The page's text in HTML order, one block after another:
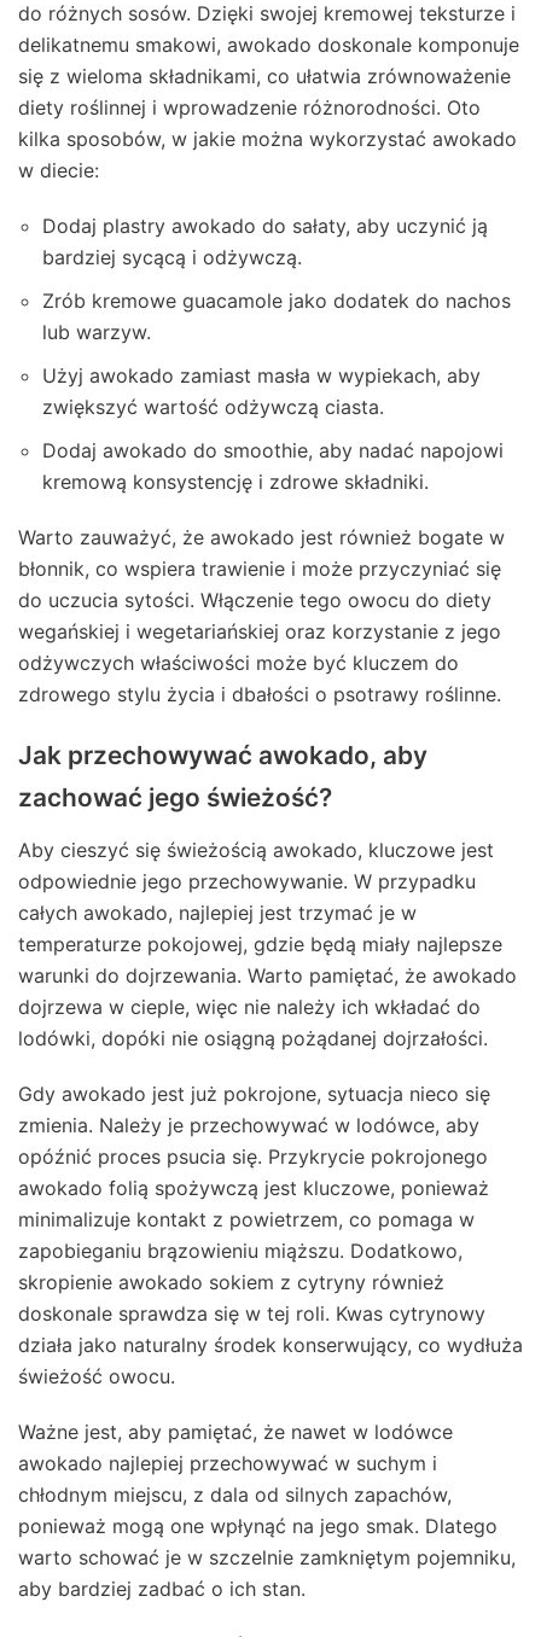
do różnych sosów. Dzięki swojej kremowej teksturze i
delikatnemu smakowi, awokado doskonale komponuje
się z wieloma składnikami, co ułatwia zrównoważenie
diety roślinnej i wprowadzenie różnorodności. Oto
kilka sposobów, w jakie można wykorzystać awokado
w diecie:
Dodaj plastry awokado do sałaty, aby uczynić ją
bardziej sycącą i odżywczą.
Zrób kremowe guacamole jako dodatek do nachos
lub warzyw.
Użyj awokado zamiast masła w wypiekach, aby
zwiększyć wartość odżywczą ciasta.
Dodaj awokado do smoothie, aby nadać napojowi
kremową konsystencję i zdrowe składniki.
Warto zauważyć, że awokado jest również bogate w
błonnik, co wspiera trawienie i może przyczyniać się
do uczucia sytości. Włączenie tego owocu do diety
wegańskiej i wegetariańskiej oraz korzystanie z jego
odżywczych właściwości może być kluczem do
zdrowego stylu życia i dbałości o psotrawy roślinne.
Jak przechowywać awokado, aby
zachować jego świeżość?
Aby cieszyć się świeżością awokado, kluczowe jest
odpowiednie jego przechowywanie. W przypadku
całych awokado, najlepiej jest trzymać je w
temperaturze pokojowej, gdzie będą miały najlepsze
warunki do dojrzewania. Warto pamiętać, że awokado
dojrzewa w cieple, więc nie należy ich wkładać do
lodówki, dopóki nie osiągną pożądanej dojrzałości.
Gdy awokado jest już pokrojone, sytuacja nieco się
zmienia. Należy je przechowywać w lodówce, aby
opóźnić proces psucia się. Przykrycie pokrojonego
awokado folią spożywczą jest kluczowe, ponieważ
minimalizuje kontakt z powietrzem, co pomaga w
zapobieganiu brązowieniu miąższu. Dodatkowo,
skropienie awokado sokiem z cytryny również
doskonale sprawdza się w tej roli. Kwas cytrynowy
działa jako naturalny środek konserwujący, co wydłuża
świeżość owocu.
Ważne jest, aby pamiętać, że nawet w lodówce
awokado najlepiej przechowywać w suchym i
chłodnym miejscu, z dala od silnych zapachów,
ponieważ mogą one wpłynąć na jego smak. Dlatego
warto schować je w szczelnie zamkniętym pojemniku,
aby bardziej zadbać o ich stan.